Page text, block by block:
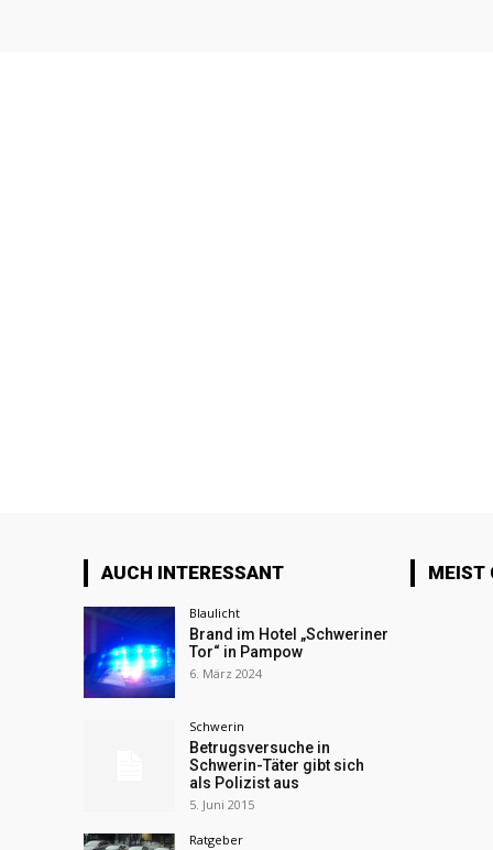
AUCH INTERESSANT
Blaulicht
Brand im Hotel „Schweriner
Tor“ in Pampow
6. März 2024
Schwerin
Betrugsversuche in
Schwerin-Täter gibt sich
als Polizist aus
5. Juni 2015
Ratgeber
MEIST